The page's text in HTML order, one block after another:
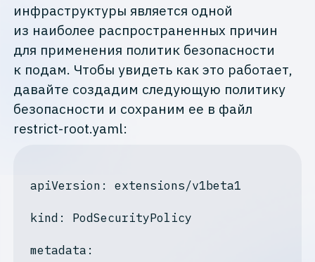
инфраструктуры является одной
из наиболее распространенных причин
для применения политик безопасности
к подам. Чтобы увидеть как это работает,
давайте создадим следующую политику
безопасности и сохраним ее в файл
restrict-root.yaml:
apiVersion : extensions/v1beta1
kind : PodSecurityPolicy
metadata: